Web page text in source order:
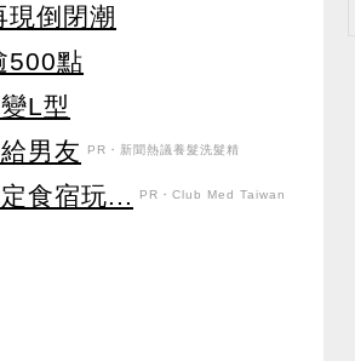
現倒閉潮
500點
L型
男友
PR・新聞熱議養髮洗髮精
食宿玩... PR・Club Med Taiwan